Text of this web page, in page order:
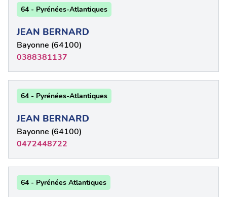
64 - Pyrénées-Atlantiques
JEAN BERNARD
Bayonne (64100)
0388381137
64 - Pyrénées-Atlantiques
JEAN BERNARD
Bayonne (64100)
0472448722
64 - Pyrénées Atlantiques